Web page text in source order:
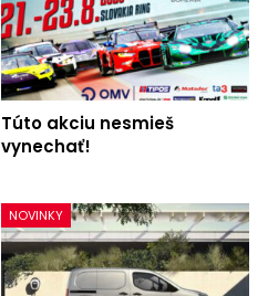
Túto akciu nesmieš
vynechať!
NOVINKY